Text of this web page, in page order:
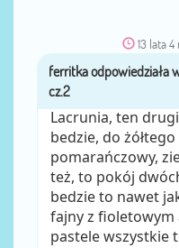
13 lata
Lacrunia, ten
bedzie, do
pomarańczowy,
też, to pokój
bedzie to nawet
fajny z fioletowym
pastele wszystkie